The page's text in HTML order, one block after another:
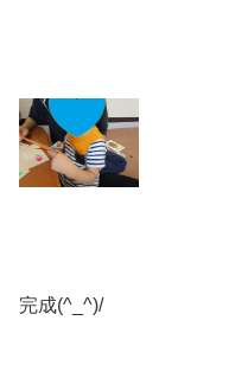
完成(^_^)/